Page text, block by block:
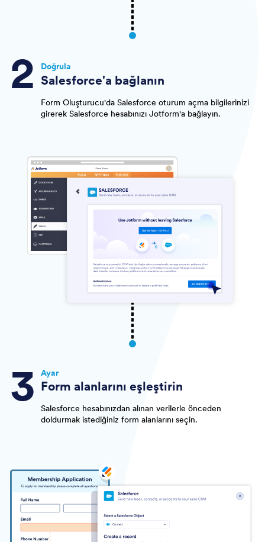
Doğrula
Salesforce'a bağlanın
Form Oluşturucu'da Salesforce oturum açma bilgilerinizi
girerek Salesforce hesabınızı Jotform'a bağlayın.
Ayar
Form alanlarını eşleştirin
Salesforce hesabınızdan alınan verilerle önceden
doldurmak istediğiniz form alanlarını seçin.